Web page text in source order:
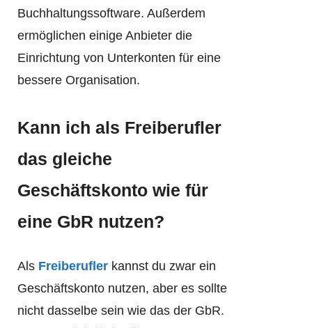
Buchhaltungssoftware. Außerdem
ermöglichen einige Anbieter die
Einrichtung von Unterkonten für eine
bessere Organisation.
Kann ich als Freiberufler
das gleiche
Geschäftskonto wie für
eine GbR nutzen?
Als Freiberufler kannst du zwar ein
Geschäftskonto nutzen, aber es sollte
nicht dasselbe sein wie das der GbR.